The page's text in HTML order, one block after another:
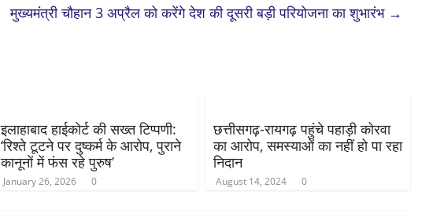
मुख्यमंत्री चौहान 3 अप्रैल को करेंगे देश की दूसरी बड़ी परियोजना का शुभारंभ →
इलाहाबाद हाईकोर्ट की सख्त टिप्पणी:
‘रिश्ते टूटने पर दुष्कर्म के आरोप, पुराने
कानूनों में फंस रहे पुरुष’
January 26, 2026 0
छत्तीसगढ़-रायगढ़ पहुंचे पहाड़ी कोरवा
का आरोप, समस्याओं का नहीं हो पा रहा
निदान
August 14, 2024 0